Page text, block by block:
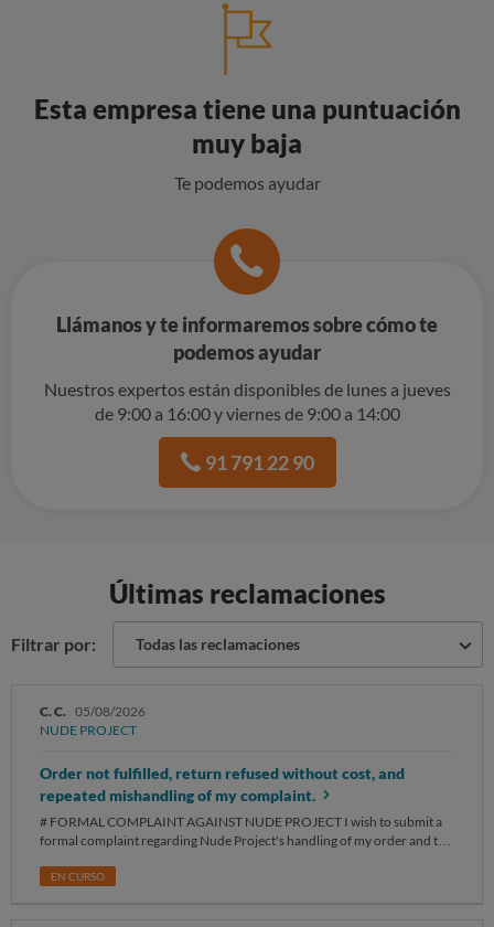
Esta empresa tiene una puntuación
muy baja
Te podemos ayudar
Llámanos y te informaremos sobre cómo te
podemos ayudar
Nuestros expertos están disponibles de lunes a jueves
de 9:00 a 16:00 y viernes de 9:00 a 14:00
91 791 22 90
Últimas reclamaciones
Filtrar por: Todas las reclamaciones
C. C. 05/08/2026
NUDE PROJECT
Order not fulfilled, return refused without cost, and
repeated mishandling of my complaint.
# FORMAL COMPLAINT AGAINST NUDE PROJECT I wish to submit a
formal complaint regarding Nude Project's handling of my order and the
months. I placed my order in April 2026. The order included a Rocka
EN CURSO